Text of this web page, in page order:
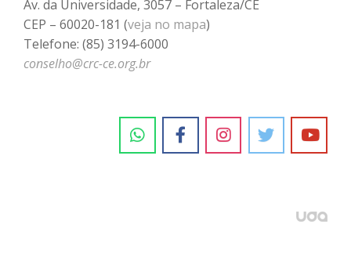
Av. da Universidade, 3057 – Fortaleza/CE
CEP – 60020-181 (veja no mapa)
Telefone: (85) 3194-6000
conselho@crc-ce.org.br